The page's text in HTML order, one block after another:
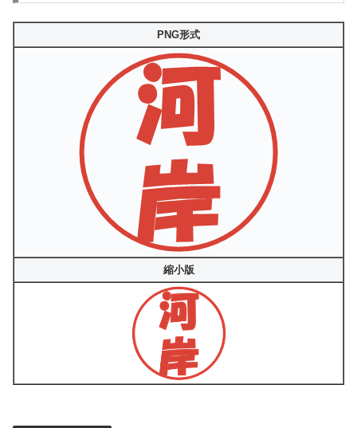
PNG形式
縮小版